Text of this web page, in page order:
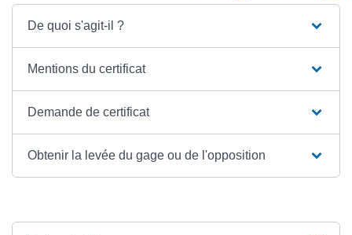
De quoi s'agit-il ?
Mentions du certificat
Demande de certificat
Obtenir la levée du gage ou de l'opposition